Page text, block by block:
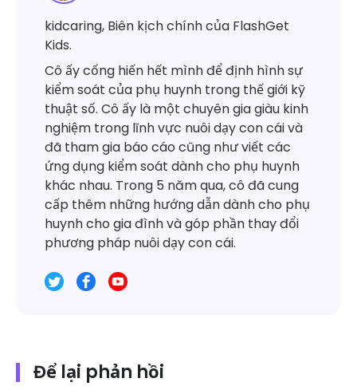
kidcaring, Biên kịch chính của FlashGet
Kids.
Cô ấy cống hiến hết mình để định hình sự
kiểm soát của phụ huynh trong thế giới kỹ
thuật số. Cô ấy là một chuyên gia giàu kinh
nghiệm trong lĩnh vực nuôi dạy con cái và
đã tham gia báo cáo cũng như viết các
ứng dụng kiểm soát dành cho phụ huynh
khác nhau. Trong 5 năm qua, cô đã cung
cấp thêm những hướng dẫn dành cho phụ
huynh cho gia đình và góp phần thay đổi
phương pháp nuôi dạy con cái.
Để lại phản hồi